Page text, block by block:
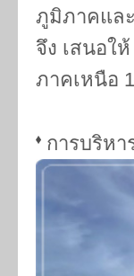
ภูมิภาคแล
จึง เสนอใ
ภาคเหนือ
การบริหา